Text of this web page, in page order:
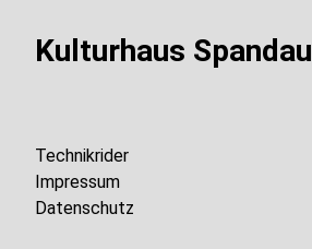
Kulturhaus Spandau
Technikrider
Impressum
Datenschutz